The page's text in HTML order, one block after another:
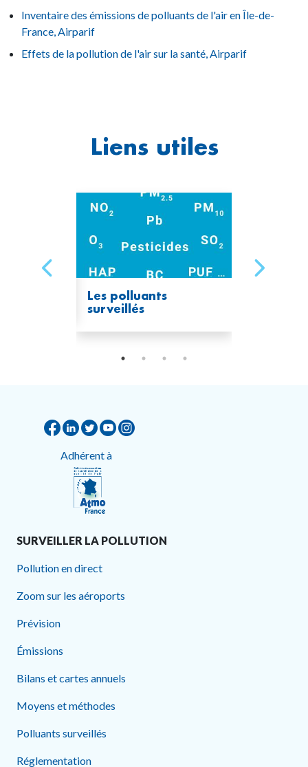
Inventaire des émissions de polluants de l'air en Île-de-
France, Airparif
Effets de la pollution de l'air sur la santé, Airparif
Liens utiles
Les polluants
surveillés
Adhérent à
SURVEILLER LA POLLUTION
Pollution en direct
Zoom sur les aéroports
Prévision
Émissions
Bilans et cartes annuels
Moyens et méthodes
Polluants surveillés
Réglementation